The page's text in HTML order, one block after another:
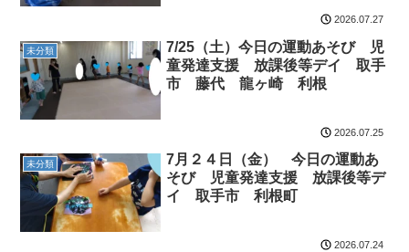
2026.07.27
未分類
7/25（土）今日の運動あそび 児
童発達支援 放課後等デイ 取手
市 藤代 龍ヶ崎 利根
2026.07.25
未分類
7月２４日（金） 今日の運動あ
そび 児童発達支援 放課後等デ
イ 取手市 利根町
2026.07.24